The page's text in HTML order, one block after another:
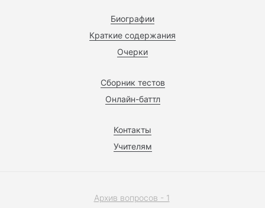
Биографии
Краткие содержания
Очерки
Сборник тестов
Онлайн-баттл
Контакты
Учителям
Архив вопросов - 1